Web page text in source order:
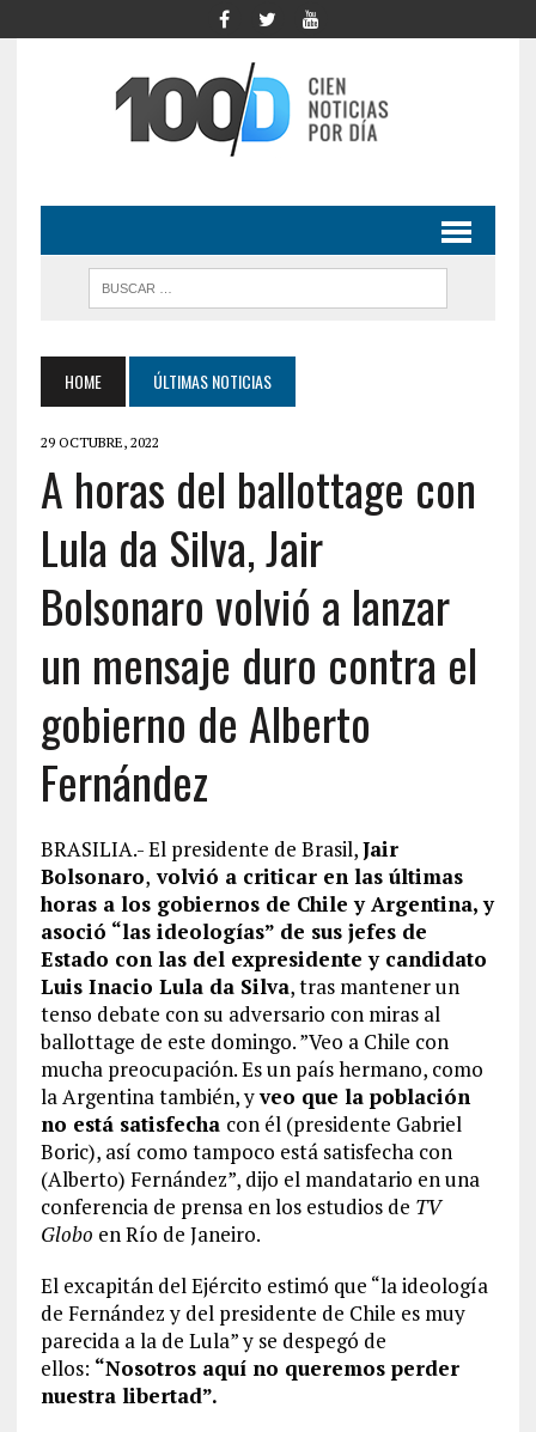
HOME ÚLTIMAS NOTICIAS
29 OCTUBRE, 2022
A horas del ballottage con
Lula da Silva, Jair
Bolsonaro volvió a lanzar
un mensaje duro contra el
gobierno de Alberto
Fernández
BRASILIA.- El presidente de Brasil,Jair
Bolsonaro, volvió a criticar en las últimas
horas a los gobiernos de Chile y Argentina, y
asoció “las ideologías” de sus jefes de
Estado con las del expresidente y candidato
Luis Inacio Lula da Silva, tras mantener un
tenso debate con su adversario con miras al
ballottage de este domingo. ”Veo a Chile con
mucha preocupación. Es un país hermano, como
la Argentina también, yveo que la población
no está satisfecha con él (presidente Gabriel
Boric), así como tampoco está satisfecha con
(Alberto) Fernández”, dijo el mandatario en una
conferencia de prensa en los estudios de TV
Globo en Río de Janeiro.
El excapitán del Ejército estimó que “la ideología
de Fernández y del presidente de Chile es muy
parecida a la de Lula” y se despegó de
ellos: “Nosotros aquí no queremos perder
nuestra libertad”.